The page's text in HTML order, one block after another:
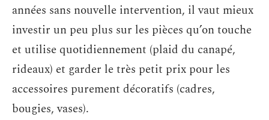
années sans nouvelle intervention, il vaut mieux
investir un peu plus sur les pièces qu’on touche
et utilise quotidiennement (plaid du canapé,
rideaux) et garder le très petit prix pour les
accessoires purement décoratifs (cadres,
bougies, vases).